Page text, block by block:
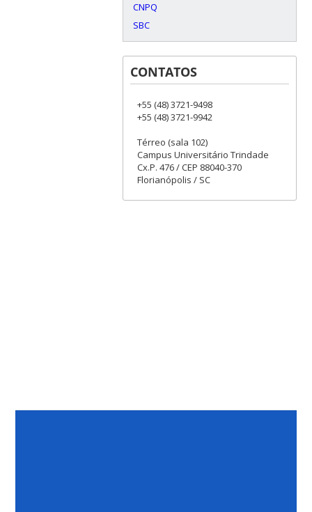
CNPQ
SBC
CONTATOS
+55 (48) 3721-9498
+55 (48) 3721-9942
Térreo (sala 102)
Campus Universitário Trindade
Cx.P. 476 / CEP 88040-370
Florianópolis / SC